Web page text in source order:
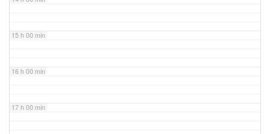
15 h 00 min
16 h 00 min
17 h 00 min